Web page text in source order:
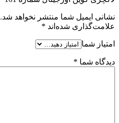
نشانی ایمیل شما منتشر نخواهد شد.
علامت‌گذاری شده‌اند *
امتیاز شما
دیدگاه شما *